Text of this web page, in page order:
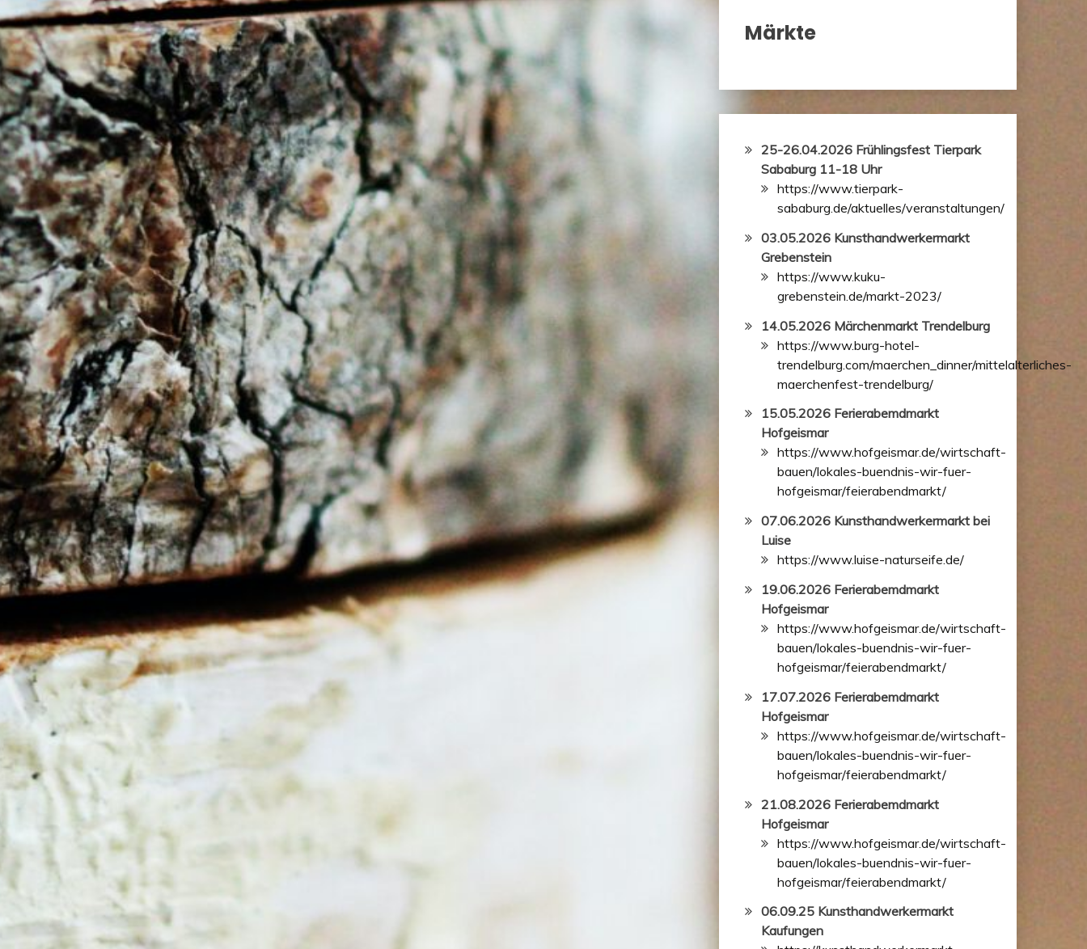
Märkte
25-26.04.2026 Frühlingsfest Tierpark
Sababurg 11-18 Uhr
https://www.tierpark-
sababurg.de/aktuelles/veranstaltungen/
03.05.2026 Kunsthandwerkermarkt
Grebenstein
https://www.kuku-
grebenstein.de/markt-2023/
14.05.2026 Märchenmarkt Trendelburg
https://www.burg-hotel-
trendelburg.com/maerchen_dinner/mittelalterliches-
maerchenfest-trendelburg/
15.05.2026 Ferierabemdmarkt
Hofgeismar
https://www.hofgeismar.de/wirtschaft-
bauen/lokales-buendnis-wir-fuer-
hofgeismar/feierabendmarkt/
07.06.2026 Kunsthandwerkermarkt bei
Luise
https://www.luise-naturseife.de/
19.06.2026 Ferierabemdmarkt
Hofgeismar
https://www.hofgeismar.de/wirtschaft-
bauen/lokales-buendnis-wir-fuer-
hofgeismar/feierabendmarkt/
17.07.2026 Ferierabemdmarkt
Hofgeismar
https://www.hofgeismar.de/wirtschaft-
bauen/lokales-buendnis-wir-fuer-
hofgeismar/feierabendmarkt/
21.08.2026 Ferierabemdmarkt
Hofgeismar
https://www.hofgeismar.de/wirtschaft-
bauen/lokales-buendnis-wir-fuer-
hofgeismar/feierabendmarkt/
06.09.25 Kunsthandwerkermarkt
Kaufungen